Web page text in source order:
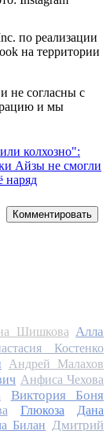
по реализации
на территории
не согласны с
и мы
колхозно":
Айзы не смогли
наряд
Комментировать
Шишкова Алла
Костенко
Андрей Малахов
Анфиса Чехова
Виктория Боня
Глюкоза
Дана
Билан Дмитрий